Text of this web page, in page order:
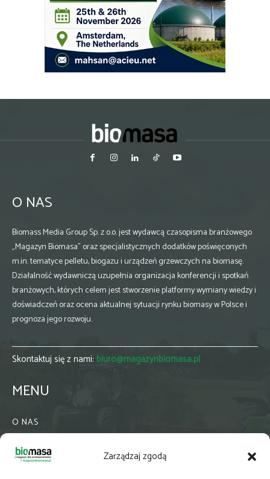
Zarządzaj zgodą
O NAS
Biomass Media Group Sp. z o.o. jest wydawcą czasopisma branżowego
„Magazyn Biomasa” oraz specjalistycznych dodatków poświęconych
m.in. tematyce pelletu, biogazu i urządzeń grzewczych na biomasę.
Działalność wydawniczą uzupełnia organizacja konferencji i spotkań
branżowych, których celem jest stworzenie platformy wymiany wiedzy i
doświadczeń oraz ocena aktualnej sytuacji rynku biomasy w Polsce i
prognoza jego rozwoju.
Skontaktuj się z nami: biuro@magazynbiomasa.pl
MENU
O NAS
WSPÓŁPRACA